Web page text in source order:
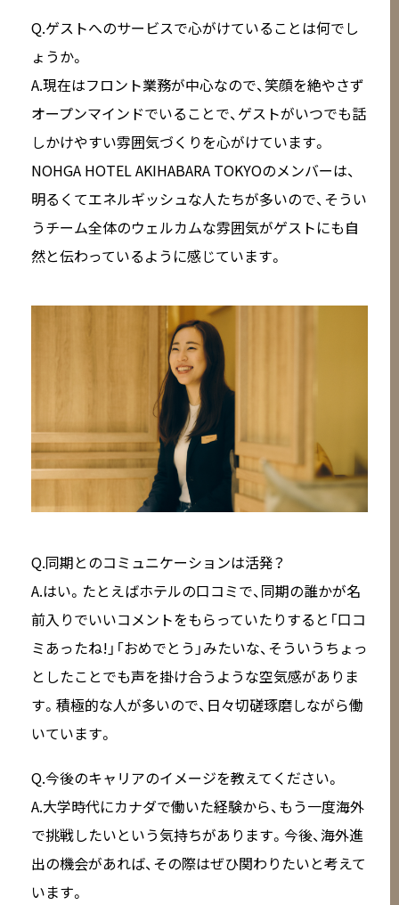
Q.ゲストへのサービスで心がけていることは何でし
ょうか。
A.現在はフロント業務が中心なので、笑顔を絶やさず
オープンマインドでいることで、ゲストがいつでも話
しかけやすい雰囲気づくりを心がけています。
NOHGA HOTEL AKIHABARA TOKYOのメンバーは、
明るくてエネルギッシュな人たちが多いので、そうい
うチーム全体のウェルカムな雰囲気がゲストにも自
然と伝わっているように感じています。
Q.同期とのコミュニケーションは活発？
A.はい。たとえばホテルの口コミで、同期の誰かが名
前入りでいいコメントをもらっていたりすると「口コ
ミあったね!」「おめでとう」みたいな、そういうちょっ
としたことでも声を掛け合うような空気感がありま
す。積極的な人が多いので、日々切磋琢磨しながら働
いています。
Q.今後のキャリアのイメージを教えてください。
A.大学時代にカナダで働いた経験から、もう一度海外
で挑戦したいという気持ちがあります。今後、海外進
出の機会があれば、その際はぜひ関わりたいと考えて
います。